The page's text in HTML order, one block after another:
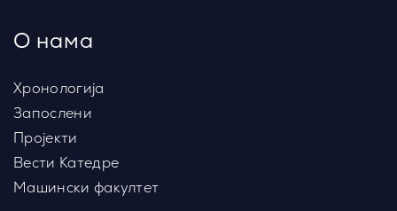
О нама
Хронологија
Запослени
Пројекти
Вести Катедре
Машински факултет